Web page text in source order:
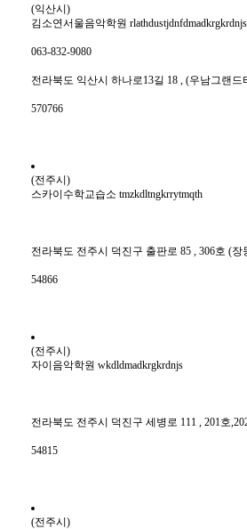
(익산시)
김소연서울음악학원 rlathdustjdnfdmadkrgkrdnjs
063-832-9080
전라북도 익산시 하나로13길 18 , (우남그랜
570766
(전주시)
스카이수학교습소 tmzkdltngkrrytmqth
전라북도 전주시 덕진구 출판로 85 , 306호 (장
54866
(전주시)
자이음악학원 wkdldmadkrgkrdnjs
전라북도 전주시 덕진구 세병로 111 , 201호
54815
(전주시)